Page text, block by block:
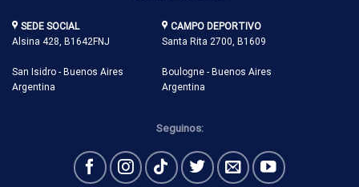
SEDE SOCIAL
Alsina 428, B1642FNJ
San Isidro - Buenos Aires
Argentina
CAMPO DEPORTIVO
Santa Rita 2700, B1609
Boulogne - Buenos Aires
Argentina
Seguinos: